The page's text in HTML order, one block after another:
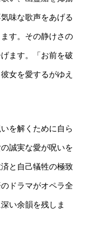
味な歌声をあげる
す。その静けさの
ます。「お前を破
女を愛するがゆえ
を解くために自ら
誠実な愛が呪いを
と自己犠牲の極致
ドラマがオペラ全
い余韻を残しま